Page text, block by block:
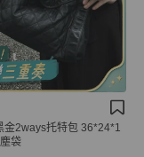
金2ways托特包 36*24*1
袋